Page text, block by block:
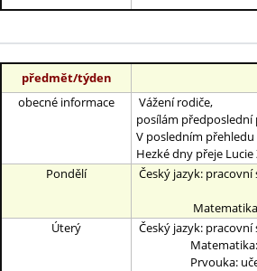
předmět/týden
obecné informace
Vážení rodiče,
posílám předposlední
V posledním
Hezké dny přeje
Pondělí
Český jazyk: pracovní
písanka str.
Matematika:
Úterý
Český jazyk:
Matematika:
Prvouka: učebnice